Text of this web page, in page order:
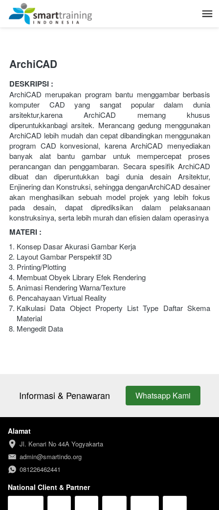
ArchiCAD
DESKRIPSI :
ArchiCAD merupakan program bantu menggambar berbasis
komputer CAD yang sangat popular dalam dunia
arsitektur,karena ArchiCAD memang khusus
diperuntukkanbagi arsitek. Merancang gedung menggunakan
ArchiCAD lebih mudah dan cepat dibandingkan menggunakan
program CAD konvesional, karena ArchiCAD menyediakan
banyak alat bantu gambar untuk mempercepat proses
perancangan dan penggambaran. Secara spesifik ArchiCAD
dibuat dan diperuntukkan bagi dunia desain Arsitektur,
Enjinering dan Konstruksi, sehingga denganArchiCAD desainer
akan menghasilkan sebuah model projek yang lebih fokus
pada desain, dapat diprediksikan dalam pelaksanaan
konstruksinya, serta lebih murah dan efisien dalam operasinya
MATERI :
Konsep Dasar Akurasi Gambar Kerja
Layout Gambar Perspektif 3D
Printing/Plotting
Membuat Obyek Library Efek Rendering
Animasi Rendering Warna/Texture
Pencahayaan Virtual Reality
Kalkulasi Data Object Property List Type Daftar Skema
Material
Mengedit Data
Informasi & Penawaran `
Whatsapp Kami
Alamat
Jl. Kenari No 44A Yogyakarta
admin@smartindo.org
081226462441
National Client & Partner